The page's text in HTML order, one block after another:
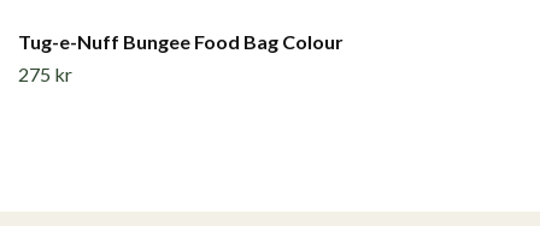
Tug-e-Nuff Bungee Food Bag Colour
275 kr